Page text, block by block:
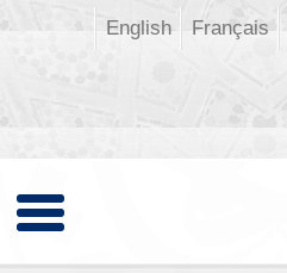
Français
English